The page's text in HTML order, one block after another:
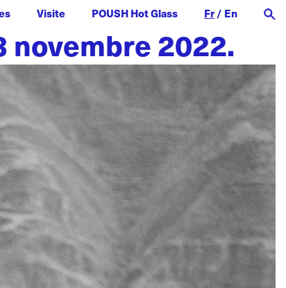
Visite POUSH Hot Glass Fr/ En
novembre 2022.